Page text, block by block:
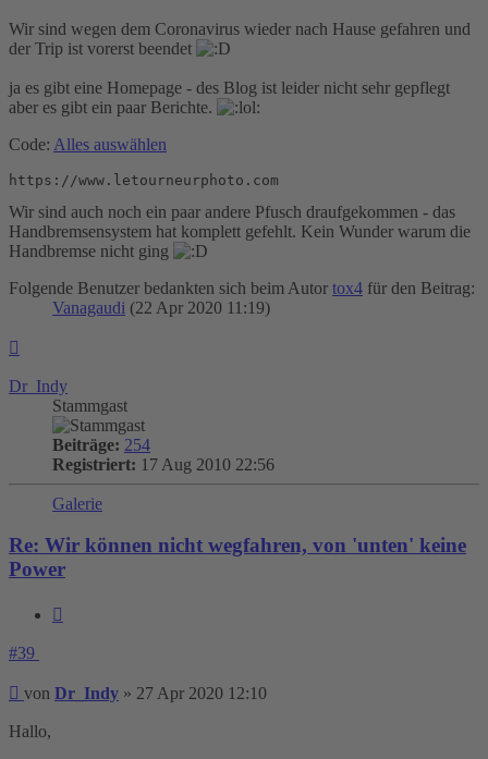
Wir sind wegen dem Coronavirus wieder nach Hause gefahren und
der Trip ist vorerst beendet
ja es gibt eine Homepage - des Blog ist leider nicht sehr gepflegt
aber es gibt ein paar Berichte.
Code: Alles auswählen
https://www.letourneurphoto.com
Wir sind auch noch ein paar andere Pfusch draufgekommen - das
Handbremsensystem hat komplett gefehlt. Kein Wunder warum die
Handbremse nicht ging
Folgende Benutzer bedankten sich beim Autor tox4 für den Beitrag:
Vanagaudi (22 Apr 2020 11:19)
Dr_Indy
Stammgast
Beiträge: 254
Registriert: 17 Aug 2010 22:56
Galerie
Re: Wir können nicht wegfahren, von 'unten' keine
Power
#39
Beitrag
von Dr_Indy » 27 Apr 2020 12:10
Hallo,